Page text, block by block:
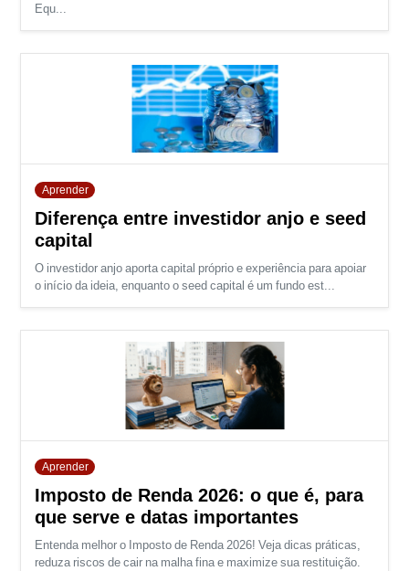
Equ...
Aprender
Diferença entre investidor anjo e seed
capital
O investidor anjo aporta capital próprio e experiência para apoiar
o início da ideia, enquanto o seed capital é um fundo est...
Aprender
Imposto de Renda 2026: o que é, para
que serve e datas importantes
Entenda melhor o Imposto de Renda 2026! Veja dicas práticas,
reduza riscos de cair na malha fina e maximize sua restituição.